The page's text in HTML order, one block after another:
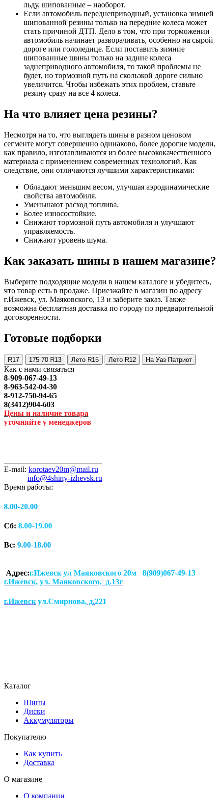
льду, шипованные – наоборот.
Если автомобиль переднеприводный, установка зимней
шипованной резины только на передние колеса может
стать причиной ДТП. Дело в том, что при торможении
автомобиль начинает разворачивать, особенно на сырой
дороге или гололедице. Если поставить зимние
шипованные шины только на задние колеса
заднеприводного автомобиля, то такой проблемы не
будет, но тормозной путь на скользкой дороге сильно
увеличится. Чтобы избежать этих проблем, ставьте
резину сразу на все 4 колеса.
На что влияет цена резины?
Несмотря на то, что выглядеть шины в разном ценовом
сегменте могут совершенно одинаково, более дорогие модели,
как правило, изготавливаются из более высококачественного
материала с применением современных технологий. Как
следствие, они отличаются лучшими характеристиками:
Обладают меньшим весом, улучшая аэродинамические
свойства автомобиля.
Уменьшают расход топлива.
Более износостойкие.
Снижают тормозной путь автомобиля и улучшают
управляемость.
Снижают уровень шума.
Как заказать шины в нашем магазине?
Выберите подходящие модели в нашем каталоге и убедитесь,
что товар есть в продаже. Приезжайте в магазин по адресу
г.Ижевск, ул. Маяковского, 13 и заберите заказ. Также
возможна бесплатная доставка по городу по предварительной
договоренности.
Готовые подборки
R17 175 70 R13 Лето R15 Лето R12 На Уаз Патриот
Как с нами связаться
8-909-067-49-13
8-963-542-04-30
8-912-750-94-65
8(3412)904-603
Цены и наличие товара
уточняйте у менеджеров
E-mail: korotaev20m@mail.ru
info@4shiny-izhevsk.ru
Время работы:
8.00-20.00
Сб: 8.00-19.00
Вс: 9.00-18.00
Адрес:г.Ижевск ул Маяковского 20м 8(909)067-49-13
г.Ижевск, ул. Маяковского, д.13г
г.Ижевск ул.Смирнова, д.221
Каталог
Шины
Диски
Аккумуляторы
Покупателю
Как купить
Доставка
О магазине
О компании